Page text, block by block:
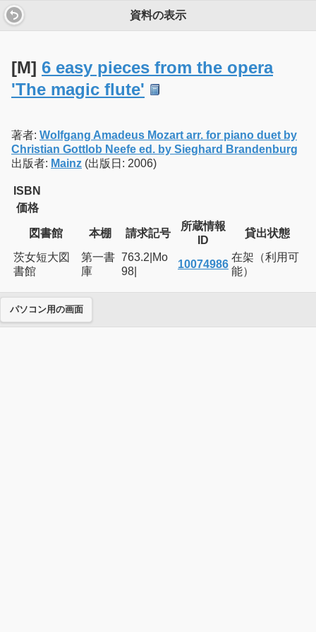
資料の表示
[M] 6 easy pieces from the opera
'The magic flute'
著者: Wolfgang Amadeus Mozart arr. for piano duet by
Christian Gottlob Neefe ed. by Sieghard Brandenburg
出版者: Mainz (出版日: 2006)
ISBN
価格
図書館 本棚 請求記号
所蔵情報
ID
貸出状態
茨女短大図
書館
第一書
庫
763.2|Mo
98|
10074986
在架（利用可
能）
パソコン用の画面